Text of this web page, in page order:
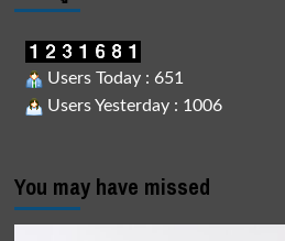
Users Today : 651
Users Yesterday : 1006
You may have missed